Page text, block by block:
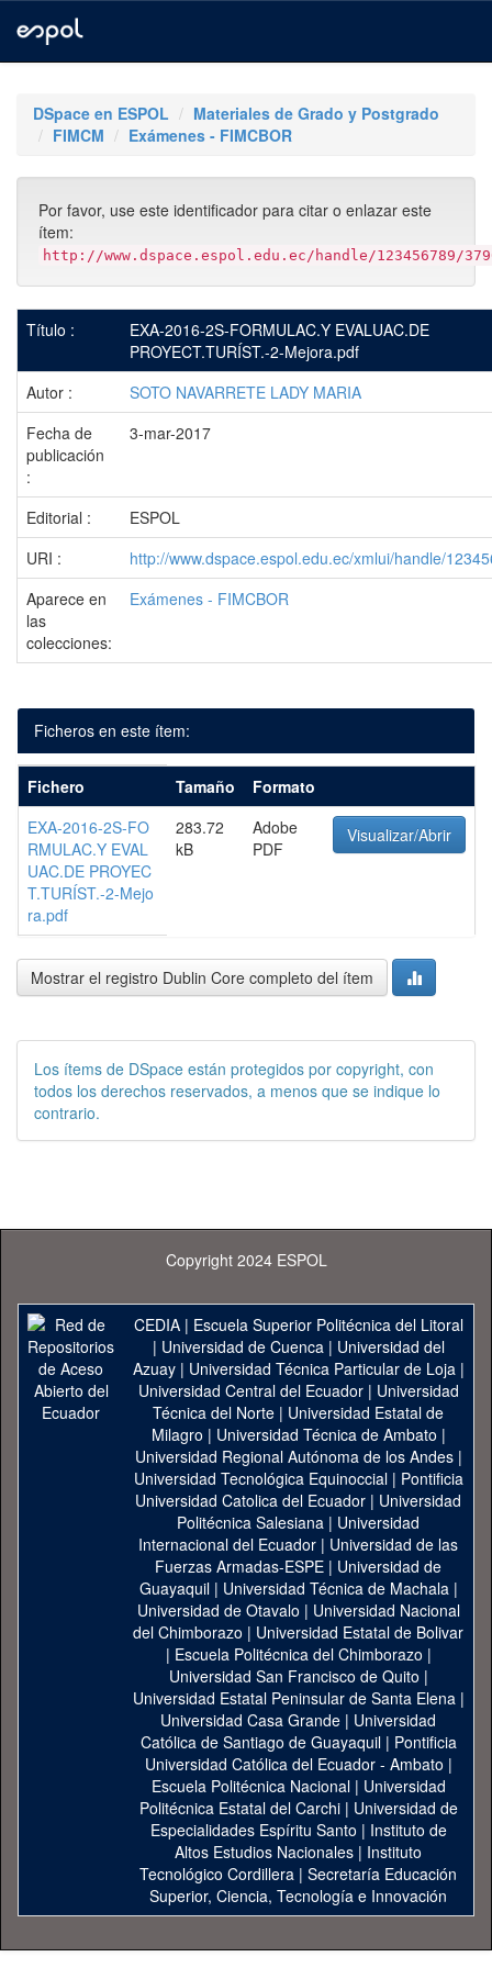
navigationDSpace en ESPOL
Materiales de Grado y Postgrado
FIMCM
Exámenes - FIMCBOR
Por favor, use este identificador para citar o enlazar este
ítem:
http://www.dspace.espol.edu.ec/handle/123456789/
Título :
EXA-2016-2S-FORMULAC.Y EVALUAC.DE
PROYECT.TURÍST.-2-Mejora.pdf
Autor :
SOTO NAVARRETE LADY MARIA
Fecha de
publicación
:
3-mar-2017
Editorial :
ESPOL
URI :
http://www.dspace.espol.edu.ec/xmlui/handle/
Aparece en
las
colecciones:
Exámenes - FIMCBOR
Ficheros en este ítem:
Fichero Tamaño
Formato
EXA-2016-2S-FO
RMULAC.Y EVAL
UAC.DE PROYEC
T.TURÍST.-2-Mejo
ra.pdf
283.72
kB
Adobe
PDF
Visualizar/Abrir
Mostrar el registro Dublin Core completo del ítem
Los ítems de DSpace están protegidos por copyright, con
todos los derechos reservados, a menos que se indique lo
contrario.
Copyright 2024 ESPOL
CEDIA| Escuela Superior Politécnica del Litoral
| Universidad de Cuenca| Universidad del
Azuay| Universidad Técnica Particular de Loja|
Universidad Central del Ecuador| Universidad
Técnica del Norte | Universidad Estatal de
Milagro | Universidad Técnica de Ambato |
Universidad Regional Autónoma de los Andes|
Universidad Tecnológica Equinoccial| Pontificia
Universidad Catolica del Ecuador | Universidad
Politécnica Salesiana | Universidad
Internacional del Ecuador | Universidad de las
Fuerzas Armadas-ESPE | Universidad de
Guayaquil| Universidad Técnica de Machala|
Universidad de Otavalo | Universidad Nacional
del Chimborazo | Universidad Estatal de Bolivar
| Escuela Politécnica del Chimborazo |
Universidad San Francisco de Quito |
Universidad Estatal Peninsular de Santa Elena|
Universidad Casa Grande | Universidad
Católica de Santiago de Guayaquil| Pontificia
Universidad Católica del Ecuador - Ambato |
Escuela Politécnica Nacional| Universidad
Politécnica Estatal del Carchi| Universidad de
Especialidades Espíritu Santo | Instituto de
Altos Estudios Nacionales | Instituto
Tecnológico Cordillera | Secretaría Educación
Superior, Ciencia, Tecnología e Innovación